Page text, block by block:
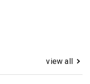
view all